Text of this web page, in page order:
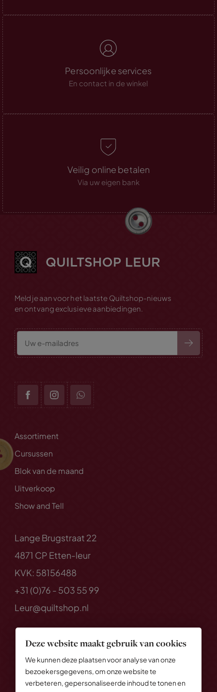
Deze website maakt gebruik van cookies
We kunnen deze plaatsen voor analyse van onze
bezoekersgegevens, om onze website te
verbeteren, gepersonaliseerde inhoud te tonen en
Persoonlijke services
En contact in de winkel
Veilig online betalen
Via uw eigen bank
Meld je aan voor het laatste Quiltshop-nieuws
en ontvang exclusieve aanbiedingen.
Assortiment
Cursussen
Blok van de maand
Uitverkoop
Show and Tell
Lange Brugstraat 22
4871 CP Etten-leur
KVK: 58156488
+31 (0)76 - 503 55 99
Leur@quiltshop.nl